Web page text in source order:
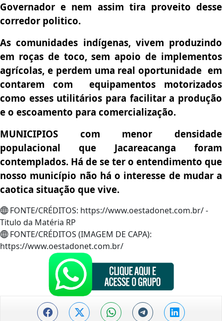
Governador e nem assim tira proveito desse
corredor politico.
As comunidades indígenas, vivem produzindo
em roças de toco, sem apoio de implementos
agrícolas, e perdem uma real oportunidade em
contarem com equipamentos motorizados
como esses utilitários para facilitar a produção
e o escoamento para comercialização.
MUNICIPIOS com menor densidade
populacional que Jacareacanga foram
contemplados. Há de se ter o entendimento que
nosso município não há o interesse de mudar a
caotica situação que vive.
FONTE/CRÉDITOS: https://www.oestadonet.com.br/ -
Titulo da Matéria RP
FONTE/CRÉDITOS (IMAGEM DE CAPA):
https://www.oestadonet.com.br/